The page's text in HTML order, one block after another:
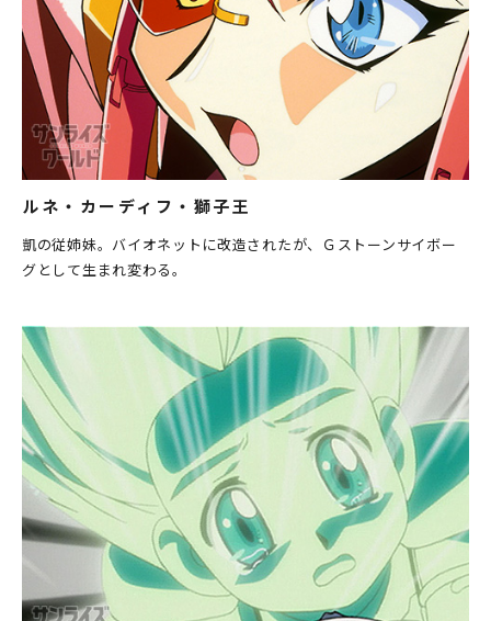
ルネ・カーディフ・獅子王
凱の従姉妹。バイオネットに改造されたが、Ｇストーンサイボー
グとして生まれ変わる。